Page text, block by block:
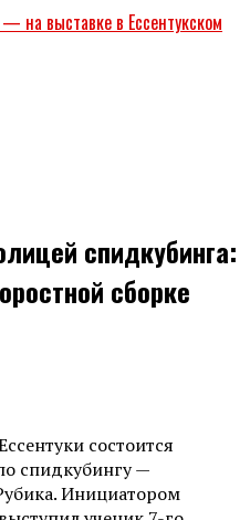
на выставке в Ессентукском
спидкубинга:
сборке
состоится
спидкубингу —
Инициатором